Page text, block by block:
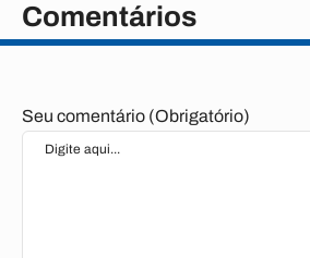
Comentários
Seu comentário (Obrigatório)